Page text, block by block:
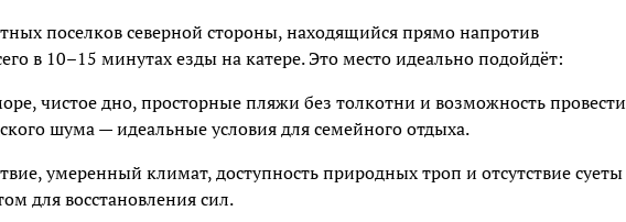
поселков северной стороны, находящийся прямо напротив
в 10–15 минутах езды на катере. Это место идеально подойдёт:
чистое дно, просторные пляжи без толкотни и возможность провести
шума — идеальные условия для семейного отдыха.
умеренный климат, доступность природных троп и отсутствие суеты
для восстановления сил.